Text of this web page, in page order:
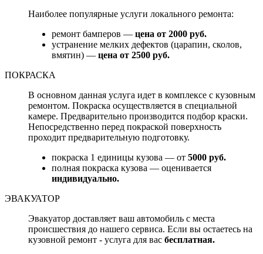
Наиболее популярные услуги локального ремонта:
ремонт бамперов — цена от 2000 руб.
устранение мелких дефектов (царапин, сколов,
вмятин) — цена от 2500 руб.
ПОКРАСКА
В основном данная услуга идет в комплексе с кузовным
ремонтом. Покраска осуществляется в специальной
камере. Предварительно производится подбор краски.
Непосредственно перед покраской поверхность
проходит предварительную подготовку.
покраска 1 единицы кузова — от 5000 руб.
полная покраска кузова — оценивается
индивидуально.
ЭВАКУАТОР
Эвакуатор доставляет ваш автомобиль с места
происшествия до нашего сервиса. Если вы остаетесь на
кузовной ремонт - услуга для вас бесплатная.